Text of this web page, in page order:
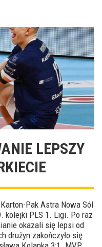
LEPSZY
Pak Astra Nowa Sól
kolejki PLS 1. Ligi. Po raz
okazali się lepsi od
drużyn zakończyło się